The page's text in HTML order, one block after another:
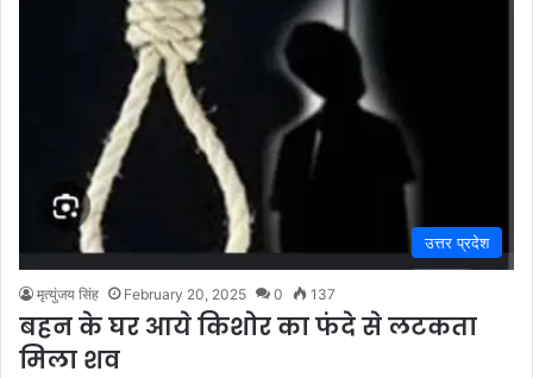
उत्तर प्रदेश
मृत्युंजय सिंह February 20, 2025 0 137
बहन के घर आये किशोर का फंदे से लटकता
मिला शव